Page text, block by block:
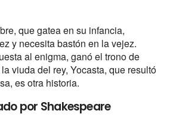
que gatea en su infancia,
y necesita bastón en la vejez.
al enigma, ganó el trono de
viuda del rey, Yocasta, que resultó
es otra historia.
por Shakespeare